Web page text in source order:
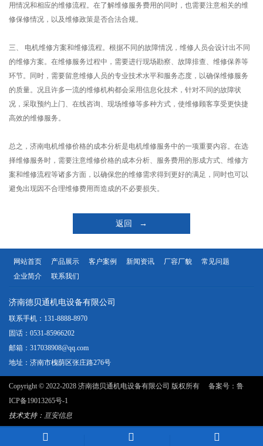
用情况和相应的维修流程。在了解维修服务费用的同时，也需要注意相关的维
修保修情况，以及维修政策是否合法合规。
三、 电机维修方案和维修流程。根据不同的故障情况，维修人员会设计出不同
的维修方案。在维修服务过程中，需要进行现场勘察、故障排查、维修保养等
环节。同时，需要留意维修人员的专业技术水平和服务态度，以确保维修服务
的质量。况且许多一流的维修机构都会采用信息化技术，针对不同的故障状
况，采取预约上门、在线咨询、现场维修等多种方式，使维修顾客享受更快捷
高效的维修服务。
总之，济南电机维修价格的成本分析是电机维修服务中的一项重要内容。在选
择维修服务时，需要注意维修价格的成本分析、服务费用的形成方式、维修方
案和维修流程等诸多方面，以确保您的维修需求得到更好的满足，同时也可以
避免出现因不合理维修费用而造成的不必要损失。
返回 →
网站首页 产品展示 客户案例 新闻资讯 厂容厂貌
常见问题
企业简介
联系我们
济南德贝通机电设备有限公司
联系手机：131-8888-8970
固话：0531-85966202
邮箱：317038908@qq.com
地址：济南市槐荫区张庄路276号
Copyright © 2022-2028 济南德贝通机电设备有限公司 版权所有 备案号： 鲁
ICP备19013265号-1
技术支持： 亘安信息